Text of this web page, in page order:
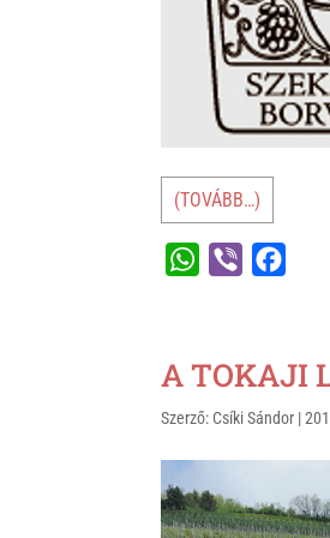
(TOVÁBB…)
W
t
s
A
p
p
e
r
e
b
o
o
k
A TOKAJI
Szerző: Csíki Sándor |